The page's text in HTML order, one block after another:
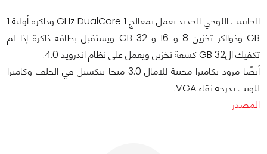
الحاسب اللوحي الجديد يعمل بمعالج 1 GHz DualCore وذاكرة أولية 1
GB وذوااكر تخزين 8 و 16 و 32 GB ويستقبل بطاقة ذاكرة إذا لم
تكفيك ال32 GB كسعة تخزين ويعمل على نظام اندرويد 4.0.
أيضًا مزود بكاميرا مخيبة للامال 3.0 ميجا بيكسيل في الخلف وكاميرا
للويب بدرجة نقاء VGA.
المصدر